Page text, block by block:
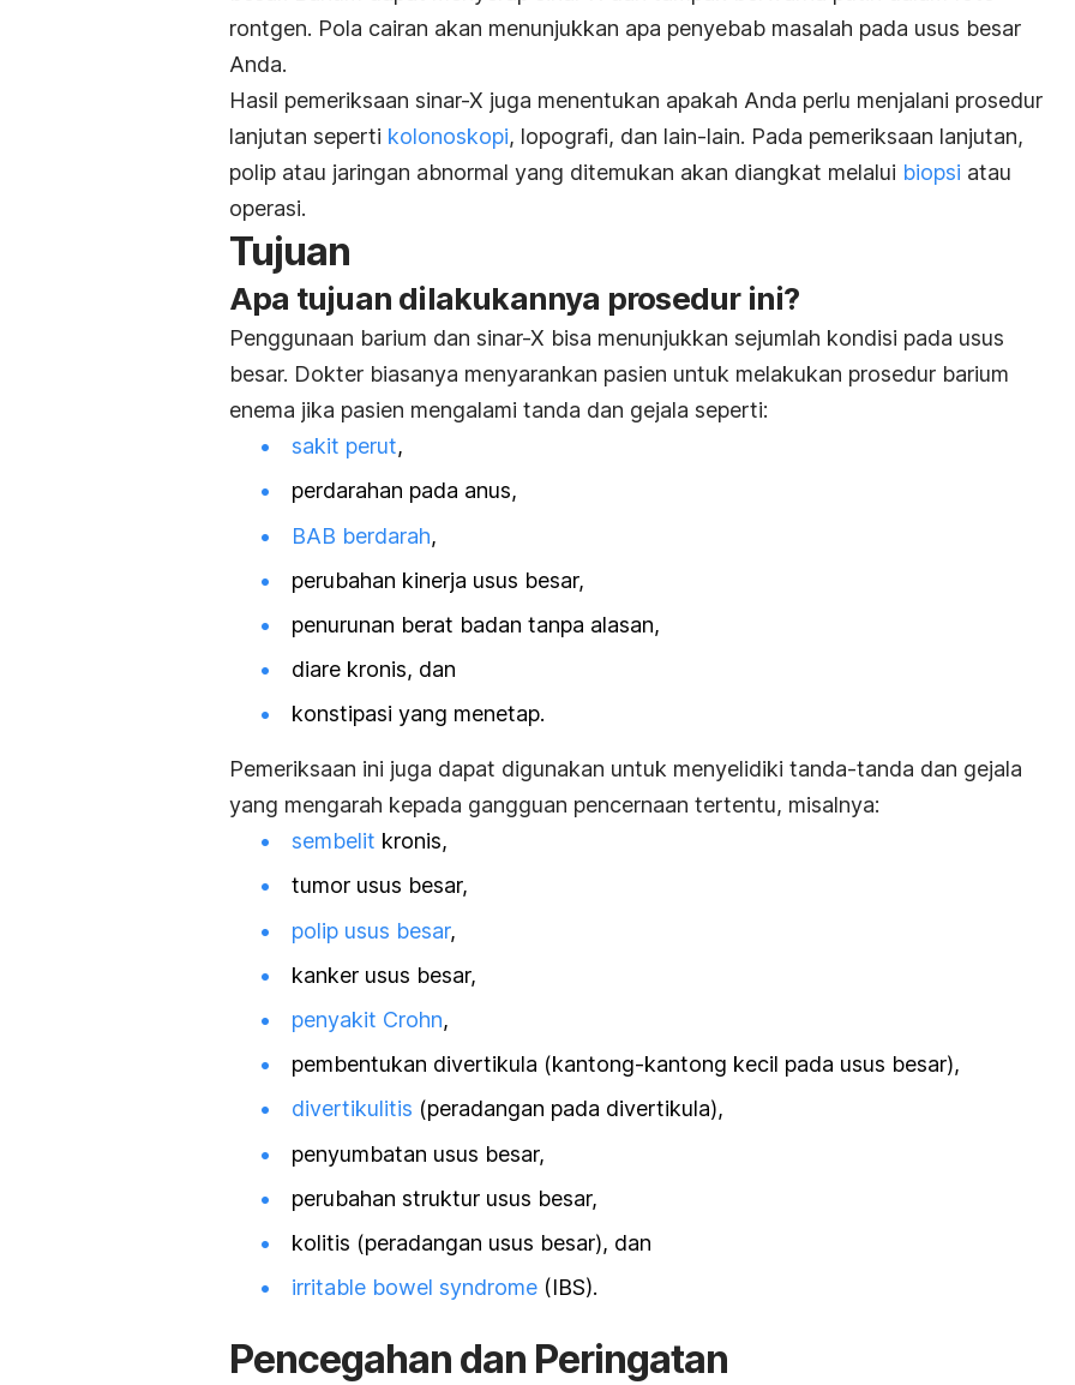
rontgen. Pola cairan akan menunjukkan apa penyebab masalah pada usus besar
Anda.
Hasil pemeriksaan sinar-X juga menentukan apakah Anda perlu menjalani prosedur
lanjutan seperti kolonoskopi, lopografi, dan lain-lain. Pada pemeriksaan lanjutan,
polip atau jaringan abnormal yang ditemukan akan diangkat melalui biopsi atau
operasi.
Tujuan
Apa tujuan dilakukannya prosedur ini?
Penggunaan barium dan sinar-X bisa menunjukkan sejumlah kondisi pada usus
besar. Dokter biasanya menyarankan pasien untuk melakukan prosedur barium
enema jika pasien mengalami tanda dan gejala seperti:
sakit perut,
perdarahan pada anus,
BAB berdarah,
perubahan kinerja usus besar,
penurunan berat badan tanpa alasan,
diare kronis, dan
konstipasi yang menetap.
Pemeriksaan ini juga dapat digunakan untuk menyelidiki tanda-tanda dan gejala
yang mengarah kepada gangguan pencernaan tertentu, misalnya:
sembelit kronis,
tumor usus besar,
polip usus besar,
kanker usus besar,
penyakit Crohn,
pembentukan divertikula (kantong-kantong kecil pada usus besar),
divertikulitis (peradangan pada divertikula),
penyumbatan usus besar,
perubahan struktur usus besar,
kolitis (peradangan usus besar), dan
irritable bowel syndrome (IBS).
Pencegahan dan Peringatan